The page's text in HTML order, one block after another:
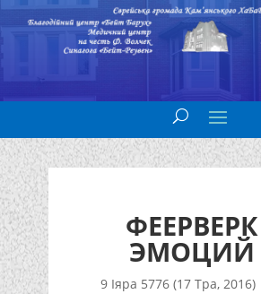
ФЕЕРВЕРК
ЭМОЦИЙ
9 Іяра 5776 (17 Тра, 2016)